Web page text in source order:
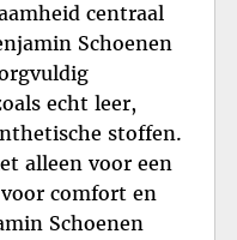
centraal
Schoenen
echt leer,
stoffen.
alleen voor een
comfort en
Schoenen